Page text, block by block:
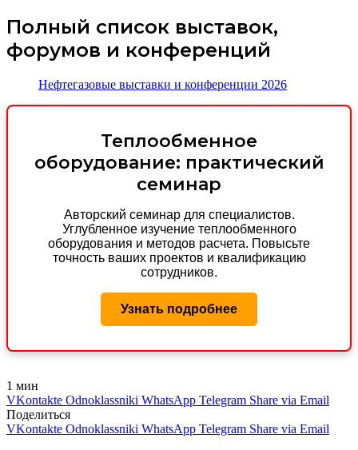
Полный список выставок,
форумов и конференций
Нефтегазовые выставки и конференции 2026
Теплообменное
оборудование: практический
семинар
Авторский семинар для специалистов.
Углубленное изучение теплообменного
оборудования и методов расчета. Повысьте
точность ваших проектов и квалификацию
сотрудников.
Узнать подробнее
1 мин
VKontakte Odnoklassniki WhatsApp Telegram Share via Email
Поделиться
VKontakte Odnoklassniki WhatsApp Telegram Share via Email